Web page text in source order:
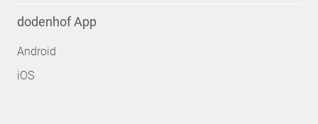
dodenhof App
Android
iOS